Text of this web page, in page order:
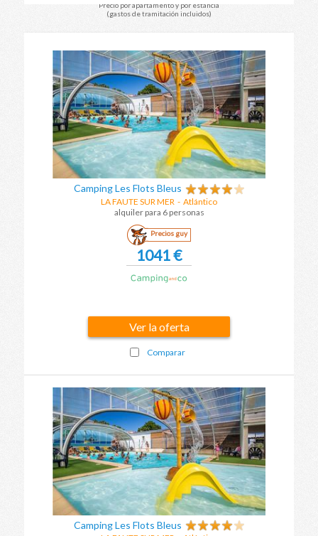
Precio por apartamento y por estancia
(gastos de tramitación incluidos)
Camping Les Flots Bleus
LA FAUTE SUR MER - Atlántico
alquiler para 6 personas
Precios guy
1041 €
Ver la oferta
Comparar
Camping Les Flots Bleus